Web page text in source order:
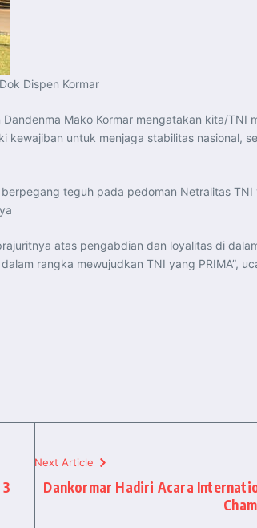
Dispen Kormar
Mako Kormar mengatakan kita/TNI
untuk menjaga stabilitas nasional,
teguh pada pedoman Netralitas
atas pengabdian dan loyalitas di
rangka mewujudkan TNI yang PRIMA”,
Next Article
Dankormar Hadiri Acara